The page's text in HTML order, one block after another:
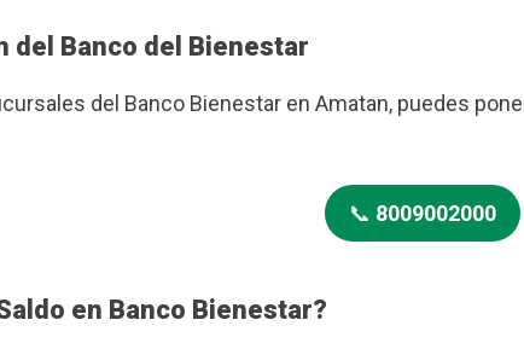
del Banco del Bienestar
del Banco Bienestar en Amatan, puedes
📞 8009002000
en Banco Bienestar?